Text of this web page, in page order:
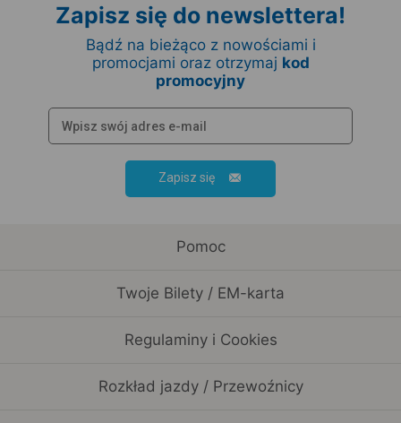
Zapisz się do newslettera!
Bądź na bieżąco z nowościami i
promocjami oraz otrzymaj kod
promocyjny
Zapisz się
Pomoc
Twoje Bilety / EM-karta
Regulaminy i Cookies
Rozkład jazdy / Przewoźnicy